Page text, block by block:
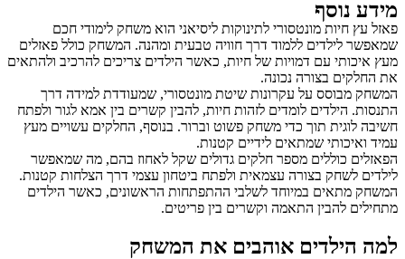
מידע נוסף
פאזל עץ חיות מונטסורי לתינוקות ליסיאני הוא משחק לימודי חכם
שמאפשר לילדים ללמוד דרך חוויה טבעית ומהנה. המשחק כולל פאזלים
מעץ איכותי עם דמויות של חיות, כאשר הילדים צריכים להרכיב ולהתאים
את החלקים בצורה נכונה.
המשחק מבוסס על עקרונות שיטת מונטסורי, שמעודדת למידה דרך
התנסות. הילדים לומדים לזהות חיות, להבין קשרים בין אמא לגור ולפתח
חשיבה לוגית תוך כדי משחק פשוט וברור. בנוסף, החלקים עשויים מעץ
עמיד ואיכותי שמתאים לידיים קטנות.
הפאזלים כוללים מספר חלקים גדולים שקל לאחוז בהם, מה שמאפשר
לילדים לשחק בצורה עצמאית ולפתח ביטחון עצמי דרך הצלחות קטנות.
המשחק מתאים במיוחד לשלבי ההתפתחות הראשונים, כאשר הילדים
מתחילים להבין התאמה וקשרים בין פריטים.
למה הילדים אוהבים את המשחק